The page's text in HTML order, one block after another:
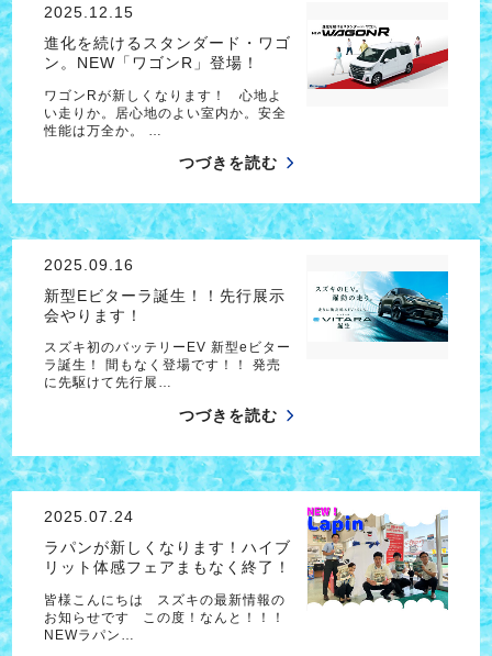
2025.12.15
進化を続けるスタンダード・ワゴ
ン。NEW「ワゴンR」登場！
ワゴンRが新しくなります！ 心地よ
い走りか。居心地のよい室内か。安全
性能は万全か。 …
つづきを読む
2025.09.16
新型Eビターラ誕生！！先行展示
会やります！
スズキ初のバッテリーEV 新型eビター
ラ誕生！ 間もなく登場です！！ 発売
に先駆けて先行展…
つづきを読む
2025.07.24
ラパンが新しくなります！ハイブ
リット体感フェアまもなく終了！
皆様こんにちは スズキの最新情報の
お知らせです この度！なんと！！！
NEWラパン…